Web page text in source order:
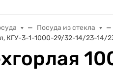
Посуда из стекла
КГУ-3-1-1000-29/32-14/23-14/